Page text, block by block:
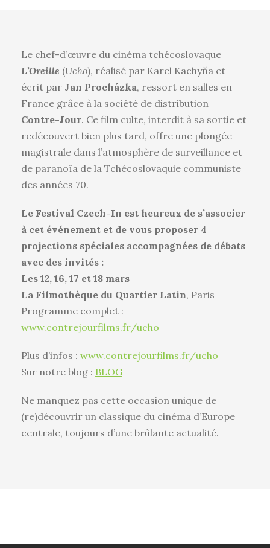
Le chef-d’œuvre du cinéma tchécoslovaque
L’Oreille (Ucho), réalisé par Karel Kachyňa et
écrit par Jan Procházka, ressort en salles en
France grâce à la société de distribution
Contre-Jour. Ce film culte, interdit à sa sortie et
redécouvert bien plus tard, offre une plongée
magistrale dans l’atmosphère de surveillance et
de paranoïa de la Tchécoslovaquie communiste
des années 70.
Le Festival Czech-In est heureux de s’associer
à cet événement et de vous proposer 4
projections spéciales accompagnées de débats
avec des invités :
Les 12, 16, 17 et 18 mars
La Filmothèque du Quartier Latin, Paris
Programme complet :
www.contrejourfilms.fr/ucho
Plus d’infos : www.contrejourfilms.fr/ucho
Sur notre blog : BLOG
Ne manquez pas cette occasion unique de
(re)découvrir un classique du cinéma d’Europe
centrale, toujours d’une brûlante actualité.